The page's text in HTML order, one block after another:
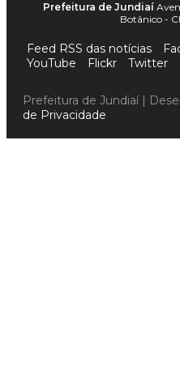
Prefeitura de Jundiaí
Botânico -
Feed RSS das notícias
YouTube
Flickr Twitter
Prefeitura de Jundiaí |
de Privacidade